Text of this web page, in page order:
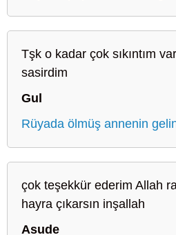
Tşk o kadar çok sıkıntım
sasirdim
Gul
Rüyada ölmüş annenin
çok teşekkür ederim Allah
hayra çıkarsın inşallah
Asude